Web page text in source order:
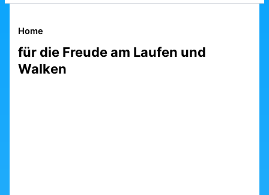
Home
für die Freude am Laufen und
Walken